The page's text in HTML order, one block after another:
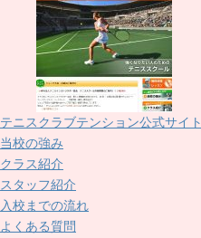
テニスクラブテンション公式サイト
当校の強み
クラス紹介
スタッフ紹介
入校までの流れ
よくある質問